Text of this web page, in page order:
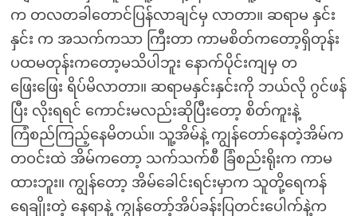
က တလတခါတောင်ပြန်လာချင်မှ လာတာ။ ဆရာမ နှင်း
နှင်း က အသက်ကသာ ကြီးတာ ကာမစိတ်ကတော့ရှိတုန်း
ပထမတုန်းကတော့မသိပါဘူး နောက်ပိုင်းကျမှ တ
ဖြေးဖြေး ရိပ်မိလာတာ။ ဆရာမနှင်းနှင်းကို ဘယ်လို ဂွင်ဖန်
ပြီး လိုးရရင် ကောင်းမလည်းဆိုပြီးတော့ စိတ်ကူးနဲ့
ကြံစည်ကြည့်နေမိတယ်။ သူ့အိမ်နဲ့ ကျွန်တော်နေတဲ့အိမ်က
တဝင်းထဲ အိမ်ကတော့ သက်သက်စီ ခြံစည်းရိုးက ကာမ
ထားဘူး။ ကျွန်တော့ အိမ်ခေါင်းရင်းမှာက သူတို့ရေကန်
ရေချိုးတဲ့ နေရာနဲ့ ကျွန်တော့်အိပ်ခန်းပြတင်းပေါက်နဲ့က